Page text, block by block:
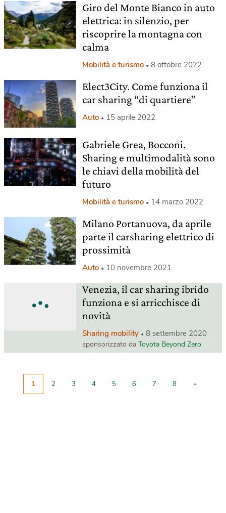
Giro del Monte Bianco in auto
elettrica: in silenzio, per
riscoprire la montagna con
calma
Mobilità e turismo 8 ottobre 2022
Elect3City. Come funziona il
car sharing “di quartiere”
Auto 15 aprile 2022
Gabriele Grea, Bocconi.
Sharing e multimodalità sono
le chiavi della mobilità del
futuro
Mobilità e turismo 14 marzo 2022
Milano Portanuova, da aprile
parte il carsharing elettrico di
prossimità
Auto 10 novembre 2021
Venezia, il car sharing ibrido
funziona e si arricchisce di
novità
Sharing mobility 8 settembre 2020
sponsorizzato da Toyota Beyond Zero
1 2 3 4 5 6 7 8 »